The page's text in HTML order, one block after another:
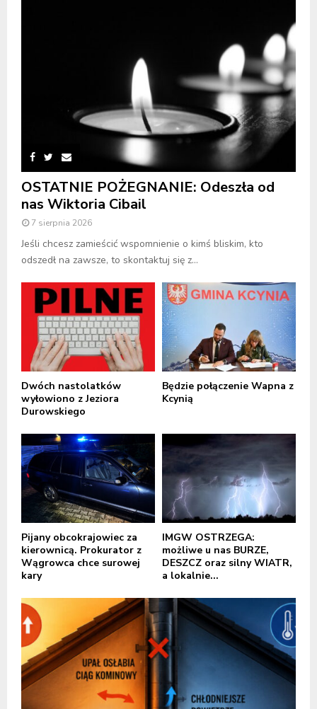
OSTATNIE POŻEGNANIE: Odeszła od
nas Wiktoria Cibail
7 sierpnia 2026
Jeśli chcesz zamieścić wspomnienie o kimś bliskim, kto
odszedł na zawsze, to skontaktuj się z...
Dwóch nastolatków
wyłowiono z Jeziora
Durowskiego
Będzie połączenie Wapna z
Kcynią
Pijany obcokrajowiec za
kierownicą. Prokurator z
Wągrowca chce surowej
kary
IMGW OSTRZEGA:
możliwe u nas BURZE,
DESZCZ oraz silny WIATR,
a lokalnie...